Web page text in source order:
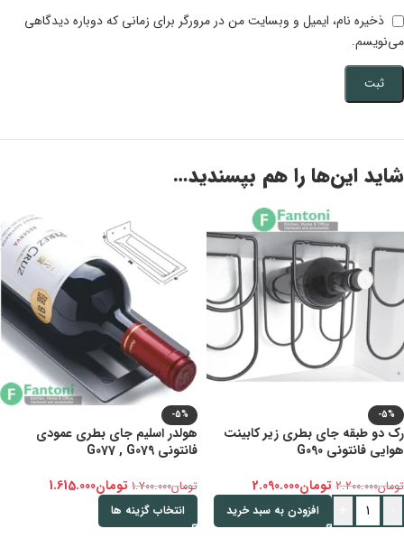
ذخیره نام، ایمیل و وبسایت من در مرورگر برای زمانی که دوباره دیدگاهی
می‌نویسم.
شاید این‌ها را هم بپسندید…
-5%
رک دو طبقه جای بطری زیر کابینت
هوایی فانتونی G090
تومان2.200.000 تومان2.090.000
افزودن به سبد خرید
-5%
هولدر اسلیم جای بطری عمودی
فانتونی G077 , G079
تومان1.700.000 تومان1.615.000
انتخاب گزینه ها